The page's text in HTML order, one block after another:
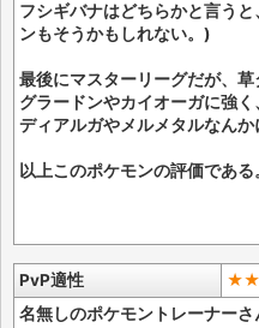
フシギバナはどちらかと言う
ンもそうかもしれない。)
最後にマスターリーグだが、草
グラードンやカイオーガに強く
ディアルガやメルメタルなんか
以上このポケモンの評価である
PvP適性
名無しのポケモントレーナーさ